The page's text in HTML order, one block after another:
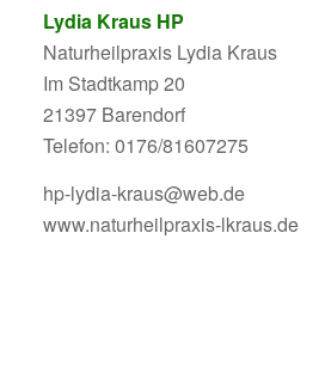
Lydia Kraus HP
Naturheilpraxis Lydia Kraus
Im Stadtkamp 20
21397 Barendorf
Telefon: 0176/81607275
hp-lydia-kraus@web.de
www.naturheilpraxis-lkraus.de